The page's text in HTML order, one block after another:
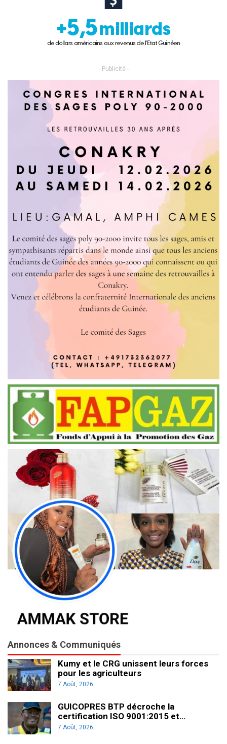
- Publicité -
Annonces & Communiqués
Kumy et le CRG unissent leurs forces
pour les agriculteurs
7 Août, 2026
GUICOPRES BTP décroche la
certification ISO 9001:2015 et…
7 Août, 2026